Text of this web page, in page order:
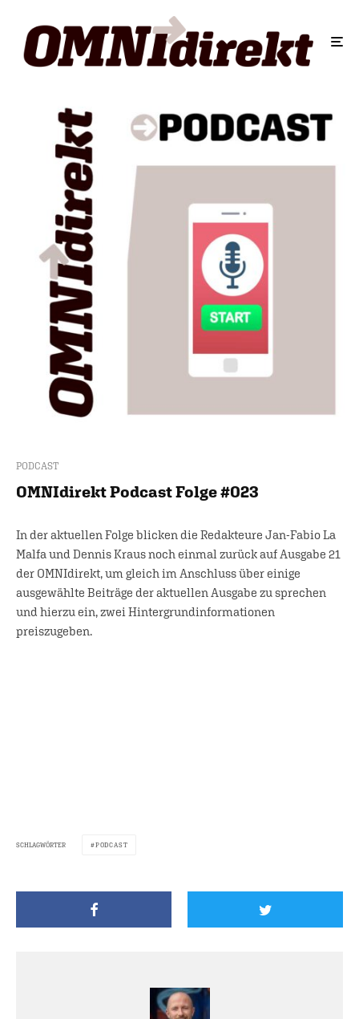
PODCAST
OMNIdirekt Podcast Folge #023
In der aktuellen Folge blicken die Redakteure Jan-Fabio La
Malfa und Dennis Kraus noch einmal zurück auf Ausgabe 21
der OMNIdirekt, um gleich im Anschluss über einige
ausgewählte Beiträge der aktuellen Ausgabe zu sprechen
und hierzu ein, zwei Hintergrundinformationen
preiszugeben.
SCHLAGWÖRTER PODCAST